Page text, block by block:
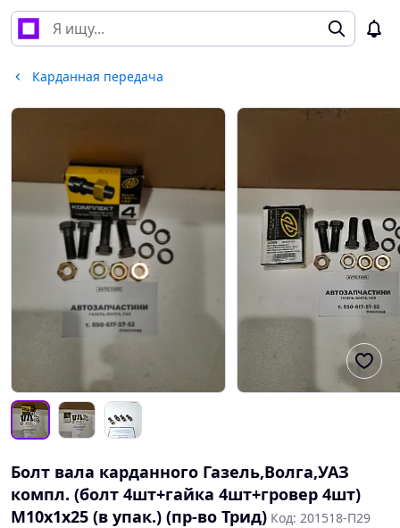
Карданная передача
Болт вала карданного Газель,Волга,УАЗ
компл. (болт 4шт+гайка 4шт+гровер 4шт)
М10х1х25 (в упак.) (пр-во Трид) Код: 201518-П29